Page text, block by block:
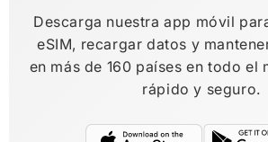
Descarga nuestra app móvil
eSIM, recargar datos y
en más de 160 países en todo el
rápido y seguro.